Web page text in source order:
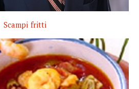
Scampi fritti